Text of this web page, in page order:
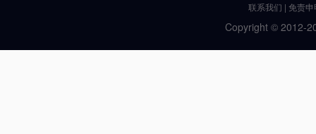
联系我们 | 免责申
Copyright © 2012-